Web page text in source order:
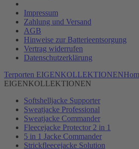
Impressum
Zahlung und Versand
AGB
Hinweise zur Batterieentsorgung
Vertrag widerrufen
Datenschutzerklärung
Terporten EIGENKOLLEKTIONEN
EIGENKOLLEKTIONEN
Softshelljacke Supporter
Sweatjacke Professional
Sweatjacke Commander
Fleecejacke Protector 2 in 1
5 in 1 Jacke Commander
Strickfleecejacke Solution